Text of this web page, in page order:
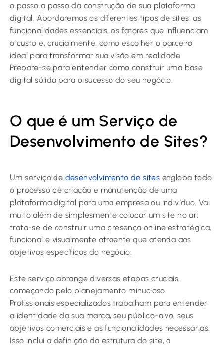
o passo a passo da construção de sua plataforma
digital. Abordaremos os diferentes tipos de sites, as
funcionalidades essenciais, os fatores que influenciam
o custo e, crucialmente, como escolher o parceiro
ideal para transformar sua visão em realidade.
Prepare-se para entender como construir uma base
digital sólida para o sucesso do seu negócio.
O que é um Serviço de
Desenvolvimento de Sites?
Um serviço de desenvolvimento de sites engloba todo
o processo de criação e manutenção de uma
plataforma digital para uma empresa ou indivíduo. Vai
muito além de simplesmente colocar um site no ar;
trata-se de construir uma presença online estratégica,
funcional e visualmente atraente que atenda aos
objetivos específicos do negócio.
Este serviço abrange diversas etapas cruciais,
começando pelo planejamento minucioso.
Profissionais especializados trabalham para entender
a identidade da sua marca, seu público-alvo, seus
objetivos comerciais e as funcionalidades necessárias.
Isso inclui a definição da estrutura do site, a